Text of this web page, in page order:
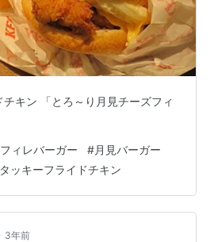
キン 「とろ～り月見チーズフィ
ィレバーガー #月見バーガー
ッキーフライドチキン
3年前